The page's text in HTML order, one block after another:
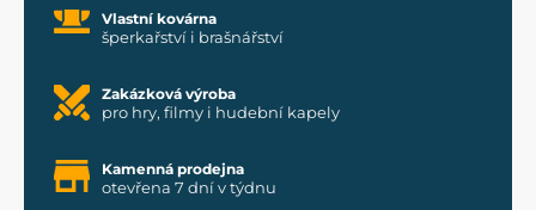
Vlastní kovárna
šperkařství i brašnářství
Zakázková výroba
pro hry, filmy i hudební kapely
Kamenná prodejna
otevřena 7 dní v týdnu